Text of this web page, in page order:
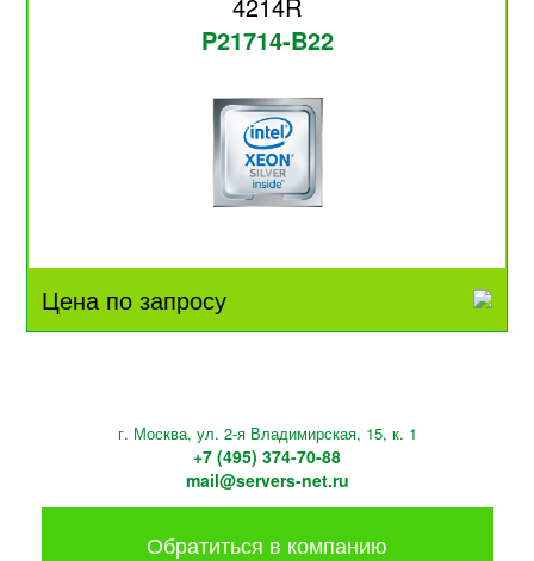
P21714-B22
Цена по запросу
г. Москва, ул. 2-я Владимирская, 15, к. 1
+7 (495) 374-70-88
mail@servers-net.ru
Обратиться в компанию